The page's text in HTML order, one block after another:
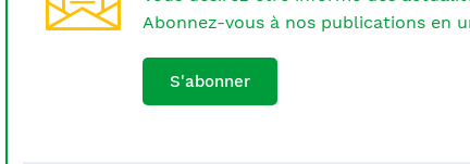
Abonnez-vous à nos publications en
S'abonner